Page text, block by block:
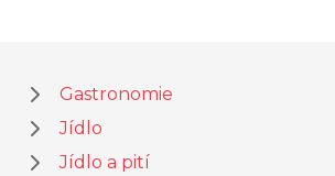
Gastronomie
Jídlo
Jídlo a pití